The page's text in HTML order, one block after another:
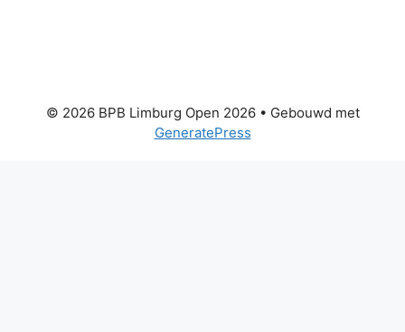
© 2026 BPB Limburg Open 2026• Gebouwd met
GeneratePress